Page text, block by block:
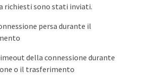
richiesti sono stati inviati.
persa durante il
della connessione durante
o il trasferimento